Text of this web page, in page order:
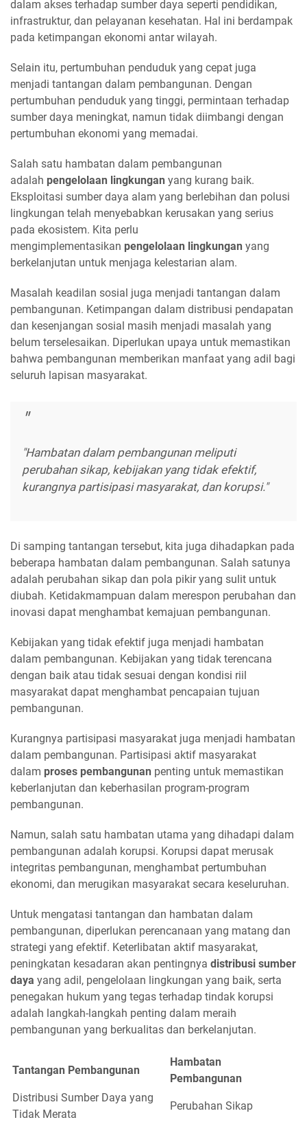
dalam akses terhadap sumber daya seperti pendidikan,
infrastruktur, dan pelayanan kesehatan. Hal ini berdampak
pada ketimpangan ekonomi antar wilayah.
Selain itu, pertumbuhan penduduk yang cepat juga
menjadi tantangan dalam pembangunan. Dengan
pertumbuhan penduduk yang tinggi, permintaan terhadap
sumber daya meningkat, namun tidak diimbangi dengan
pertumbuhan ekonomi yang memadai.
Salah satu hambatan dalam pembangunan
adalah pengelolaan lingkungan yang kurang baik.
Eksploitasi sumber daya alam yang berlebihan dan polusi
lingkungan telah menyebabkan kerusakan yang serius
pada ekosistem. Kita perlu
mengimplementasikan pengelolaan lingkungan yang
berkelanjutan untuk menjaga kelestarian alam.
Masalah keadilan sosial juga menjadi tantangan dalam
pembangunan. Ketimpangan dalam distribusi pendapatan
dan kesenjangan sosial masih menjadi masalah yang
belum terselesaikan. Diperlukan upaya untuk memastikan
bahwa pembangunan memberikan manfaat yang adil bagi
seluruh lapisan masyarakat.
"Hambatan dalam pembangunan meliputi
perubahan sikap, kebijakan yang tidak efektif,
kurangnya partisipasi masyarakat, dan korupsi."
Di samping tantangan tersebut, kita juga dihadapkan pada
beberapa hambatan dalam pembangunan. Salah satunya
adalah perubahan sikap dan pola pikir yang sulit untuk
diubah. Ketidakmampuan dalam merespon perubahan dan
inovasi dapat menghambat kemajuan pembangunan.
Kebijakan yang tidak efektif juga menjadi hambatan
dalam pembangunan. Kebijakan yang tidak terencana
dengan baik atau tidak sesuai dengan kondisi riil
masyarakat dapat menghambat pencapaian tujuan
pembangunan.
Kurangnya partisipasi masyarakat juga menjadi hambatan
dalam pembangunan. Partisipasi aktif masyarakat
dalam proses pembangunan penting untuk memastikan
keberlanjutan dan keberhasilan program-program
pembangunan.
Namun, salah satu hambatan utama yang dihadapi dalam
pembangunan adalah korupsi. Korupsi dapat merusak
integritas pembangunan, menghambat pertumbuhan
ekonomi, dan merugikan masyarakat secara keseluruhan.
Untuk mengatasi tantangan dan hambatan dalam
pembangunan, diperlukan perencanaan yang matang dan
strategi yang efektif. Keterlibatan aktif masyarakat,
peningkatan kesadaran akan pentingnya distribusi sumber
daya yang adil, pengelolaan lingkungan yang baik, serta
penegakan hukum yang tegas terhadap tindak korupsi
adalah langkah-langkah penting dalam meraih
pembangunan yang berkualitas dan berkelanjutan.
Tantangan Pembangunan
Hambatan
Pembangunan
Distribusi Sumber Daya yang
Tidak Merata
Perubahan Sikap